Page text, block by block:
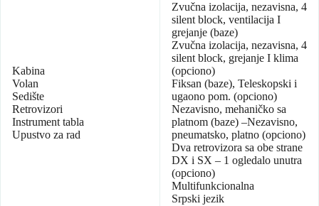
Kabina
Volan
Sedište
Retrovizori
Instrument tabla
Upustvo za rad
Zvučna izolacija, nezavisna, 4
silent block, ventilacija I
grejanje (baze)
Zvučna izolacija, nezavisna, 4
silent block, grejanje I klima
(opciono)
Fiksan (baze), Teleskopski i
ugaono pom. (opciono)
Nezavisno, mehaničko sa
platnom (baze) –Nezavisno,
pneumatsko, platno (opciono)
Dva retrovizora sa obe strane
DX i SX – 1 ogledalo unutra
(opciono)
Multifunkcionalna
Srpski jezik